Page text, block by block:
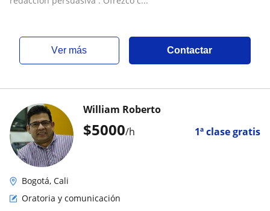
ver más Contactar
$5000/h 1ª clase gratis
William Roberto
Bogotá, Cali
Oratoria y comunicación